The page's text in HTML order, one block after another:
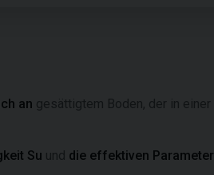
an gesättigtem Boden, der in einer
Su und die effektiven Parameter